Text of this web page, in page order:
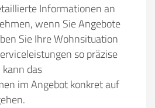
Informationen an
wenn Sie Angebote
Sie Ihre Wohnsituation
so präzise
das
im Angebot konkret auf